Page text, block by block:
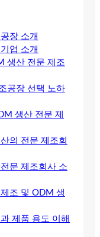
장 소개
업 소개
생산 전문 제조
공장 선택 노하
생산 전문 제
의 전문 제조회
문 제조회사 소
조 및 ODM 생
제품 용도 이해